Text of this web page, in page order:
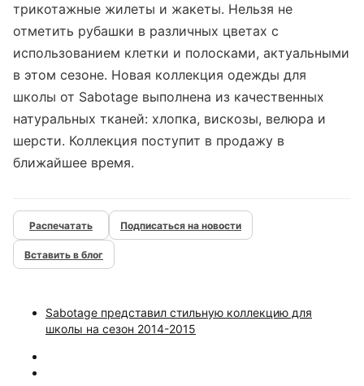
трикотажные жилеты и жакеты. Нельзя не
отметить рубашки в различных цветах с
использованием клетки и полосками, актуальными
в этом сезоне. Новая коллекция одежды для
школы от Sabotage выполнена из качественных
натуральных тканей: хлопка, вискозы, велюра и
шерсти. Коллекция поступит в продажу в
ближайшее время.
Подписаться на новости
Вставить в блог
Sabotage представил стильную коллекцию для
школы на сезон 2014-2015